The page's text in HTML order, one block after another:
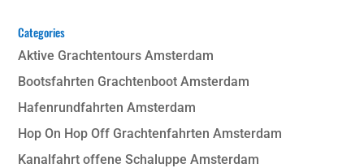
Categories
Aktive Grachtentours Amsterdam
Bootsfahrten Grachtenboot Amsterdam
Hafenrundfahrten Amsterdam
Hop On Hop Off Grachtenfahrten Amsterdam
Kanalfahrt offene Schaluppe Amsterdam